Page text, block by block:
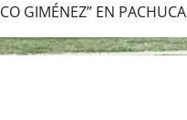
GIMÉNEZ” EN PACHUCA